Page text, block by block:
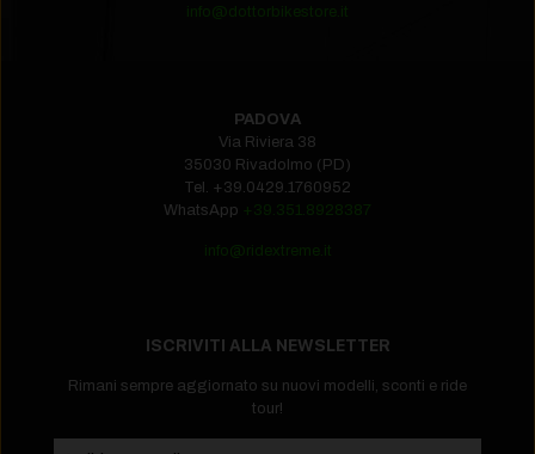
info@dottorbikestore.it
PADOVA
Via Riviera 38
35030 Rivadolmo (PD)
Tel. +39.0429.1760952‬
WhatsApp +39.351.8928387
info@ridextreme.it
ISCRIVITI ALLA NEWSLETTER
Rimani sempre aggiornato su nuovi modelli, sconti e ride
tour!